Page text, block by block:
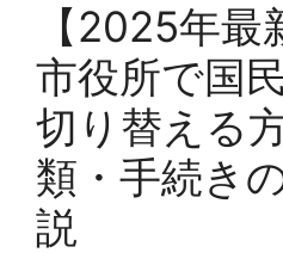
【2025年
市役所で国
切り替える
類・手続き
説